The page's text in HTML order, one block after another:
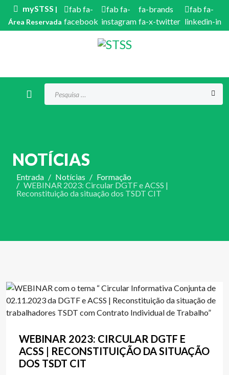
mySTSS |
Área Reservada
fab fa-
facebook
fab fa-
instagram
fa-brands
fa-x-twitter
fab fa-
linkedin-in
NOTÍCIAS
Entrada Notícias
Formação
WEBINAR 2023: Circular DGTF e ACSS |
Reconstituição da situação dos TSDT CIT
WEBINAR 2023: CIRCULAR DGTF E
ACSS | RECONSTITUIÇÃO DA SITUAÇÃO
DOS TSDT CIT